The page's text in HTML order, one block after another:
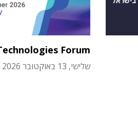
Forum
שלישי, 13 באוקטובר 2026